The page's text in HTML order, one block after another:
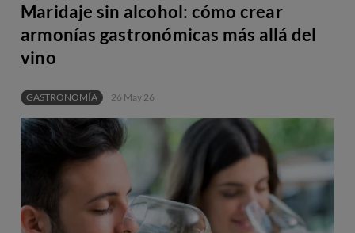
Maridaje sin alcohol: cómo crear
armonías gastronómicas más allá del
vino
GASTRONOMÍA 26 May 26